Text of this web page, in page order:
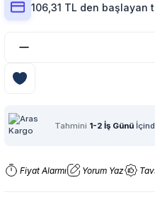
106,31 TL den başlayan
Tahmini 1-2 İş Günü
Fiyat Alarmı Yorum Yaz